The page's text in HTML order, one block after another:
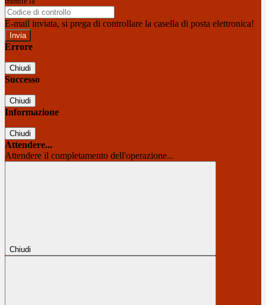
E-mail inviata, si prega di controllare la casella di posta elettronica!
Errore
Chiudi
Successo
Chiudi
Informazione
Chiudi
Attendere...
Attendere il completamento dell'operazione...
Chiudi